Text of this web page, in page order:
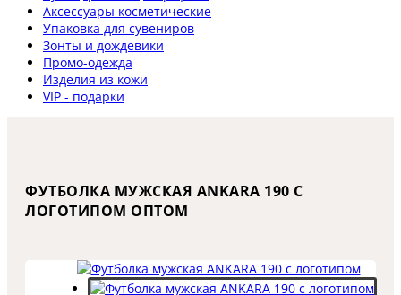
Аксессуары косметические
Упаковка для сувениров
Зонты и дождевики
Промо-одежда
Изделия из кожи
VIP - подарки
ФУТБОЛКА МУЖСКАЯ ANKARA 190 С
ЛОГОТИПОМ ОПТОМ